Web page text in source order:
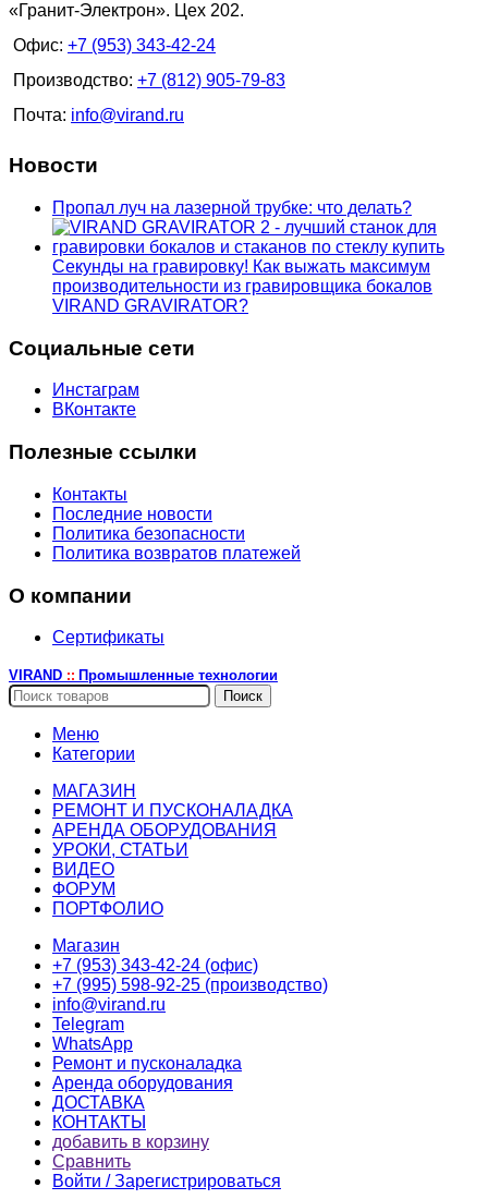
«Гранит-Электрон». Цех 202.
Офис: +7 (953) 343-42-24
Производство: +7 (812) 905-79-83
Почта: info@virand.ru
Новости
Пропал луч на лазерной трубке: что делать?
Секунды на гравировку! Как выжать максимум
производительности из гравировщика бокалов
VIRAND GRAVIRATOR?
Социальные сети
Инстаграм
ВКонтакте
Полезные ссылки
Контакты
Последние новости
Политика безопасности
Политика возвратов платежей
О компании
Сертификаты
VIRAND :: Промышленные технологии
Поиск
Меню
Категории
МАГАЗИН
РЕМОНТ И ПУСКОНАЛАДКА
АРЕНДА ОБОРУДОВАНИЯ
УРОКИ, СТАТЬИ
ВИДЕО
ФОРУМ
ПОРТФОЛИО
Магазин
+7 (953) 343-42-24 (офис)
+7 (995) 598-92-25 (производство)
info@virand.ru
Telegram
WhatsApp
Ремонт и пусконаладка
Аренда оборудования
ДОСТАВКА
КОНТАКТЫ
добавить в корзину
Сравнить
Войти / Зарегистрироваться